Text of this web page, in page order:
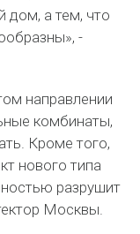
дом, а тем, что
-
направлении
комбинаты,
Кроме того,
нового типа
разрушит
Москвы.